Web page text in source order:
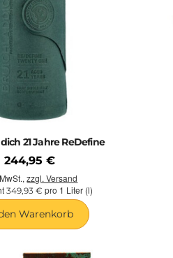
21 Jahre ReDefine
244,95 €
zzgl. Versand
349,93 € pro 1 Liter (l)
Warenkorb